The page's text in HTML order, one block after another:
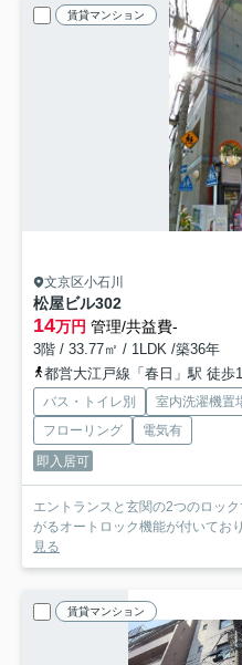
賃貸マンション
文京区小石川
松屋ビル302
14万円 管理/共益費-
3階 / 33.77㎡ / 1LDK /築36年
都営大江戸線「春日」駅 徒歩
バス・トイレ別 室内洗濯機置
フローリング
電気有
即入居可
エントランスと玄関の2つのロッ
がるオートロック機能が付いてお
見る
賃貸マンション